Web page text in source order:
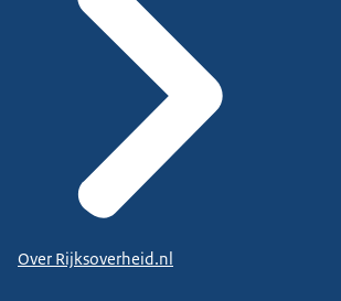
Over Rijksoverheid.nl